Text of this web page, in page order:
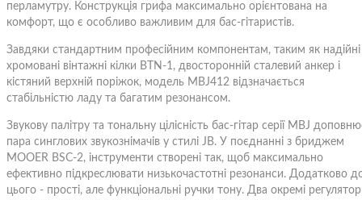
перламутру. Конструкція грифа максимально орієнтована на
комфорт, що є особливо важливим для бас-гітаристів.
Завдяки стандартним професійним компонентам, таким як надійні
хромовані вінтажні кілки BTN-1, двосторонній сталевий анкер і
кістяний верхній поріжок, модель MBJ412 відзначається
стабільністю ладу та багатим резонансом.
Звукову палітру та тональну цілісність бас-гітар серії MBJ
пара синглових звукознімачів у стилі JB. У поєднанні з бриджем
MOOER BSC-2, інструменти створені так, щоб максимально
ефективно підкреслювати низькочастотні резонанси. Додатково
цього - прості, але функціональні ручки тону. Два окремі